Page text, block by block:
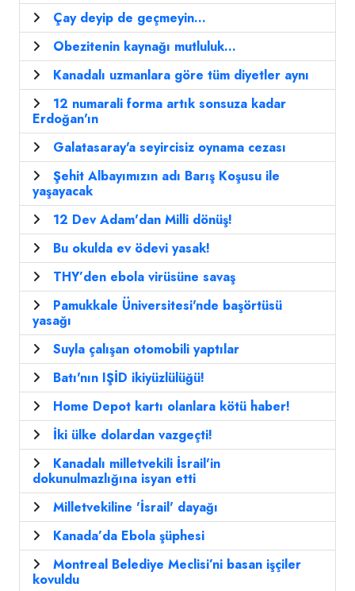
Çay deyip de geçmeyin...
Obezitenin kaynağı mutluluk...
Kanadalı uzmanlara göre tüm diyetler aynı
12 numarali forma artık sonsuza kadar
Erdoğan'ın
Galatasaray'a seyircisiz oynama cezası
Şehit Albayımızın adı Barış Koşusu ile
yaşayacak
12 Dev Adam'dan Milli dönüş!
Bu okulda ev ödevi yasak!
THY’den ebola virüsüne savaş
Pamukkale Üniversitesi'nde başörtüsü
yasağı
Suyla çalışan otomobili yaptılar
Batı'nın IŞİD ikiyüzlülüğü!
Home Depot kartı olanlara kötü haber!
İki ülke dolardan vazgeçti!
Kanadalı milletvekili İsrail'in
dokunulmazlığına isyan etti
Milletvekiline 'İsrail' dayağı
Kanada’da Ebola şüphesi
Montreal Belediye Meclisi’ni basan işçiler
kovuldu